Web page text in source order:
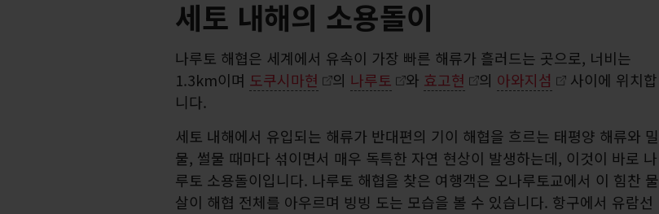
세토 내해의 소용돌이
나루토 해협은 세계에서 유속이 가장 빠른 해류가 흘러드는 곳으로, 너비는
1.3km이며 도쿠시마현 의 나루토 와 효고현 의 아와지섬
사이에 위치합
니다.
세토 내해에서 유입되는 해류가 반대편의 기이 해협을 흐르는 태평양 해류와 밀
물, 썰물 때마다 섞이면서 매우 독특한 자연 현상이 발생하는데, 이것이 바로 나
루토 소용돌이입니다. 나루토 해협을 찾은 여행객은 오나루토교에서 이 힘찬 물
살이 해협 전체를 아우르며 빙빙 도는 모습을 볼 수 있습니다. 항구에서 유람선